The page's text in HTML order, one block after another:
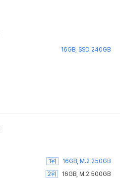
16GB, SSD 240GB
1위
16GB, M.2 250GB
2위
16GB, M.2 500GB